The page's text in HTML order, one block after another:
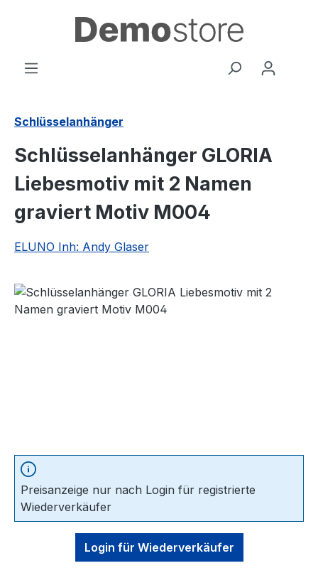
Zum Hauptinhalt springen
Schlüsselanhänger
Schlüsselanhänger GLORIA
Liebesmotiv mit 2 Namen
graviert Motiv M004
ELUNO Inh: Andy Glaser
Bildergalerie überspringen
Preisanzeige nur nach Login für registrierte
Wiederverkäufer
Login für Wiederverkäufer